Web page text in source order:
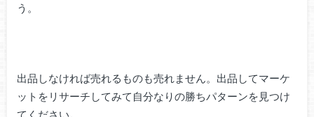
う。
出品しなければ売れるものも売れません。出品してマーケ
ットをリサーチしてみて自分なりの勝ちパターンを見つけ
てください。